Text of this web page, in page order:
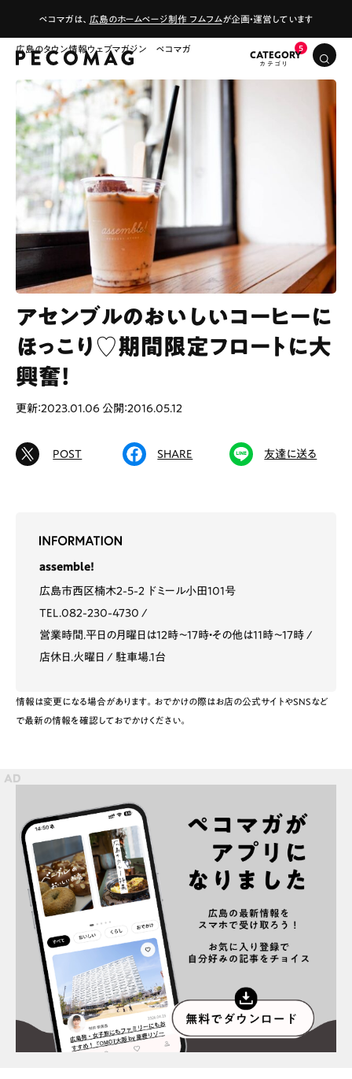
ペコマガは、 広島のホームページ制作 フムフムが企画・運営しています
広島のタウン情報ウェブマガジン ペコマガ
CATEGORY
# ファミリーにおすすめ # 女子旅におすすめ
Gourmet News
お問合せ 利用規約
アセンブルのおいしいコーヒーに
ほっこり♡期間限定フロートに大
興奮！
更新：2023.01.06 公開：2016.05.12
POST SHARE 友達に送る
assemble!
広島市西区楠木2-5-2 ドミール小田101号
TEL.082-230-4730
営業時間.平日の月曜日は12時〜17時・その他は11時〜17時
店休日.火曜日
駐車場.1台
情報は変更になる場合があります。おでかけの際はお店の公式サイトやSNSなど
で最新の情報を確認しておでかけください。